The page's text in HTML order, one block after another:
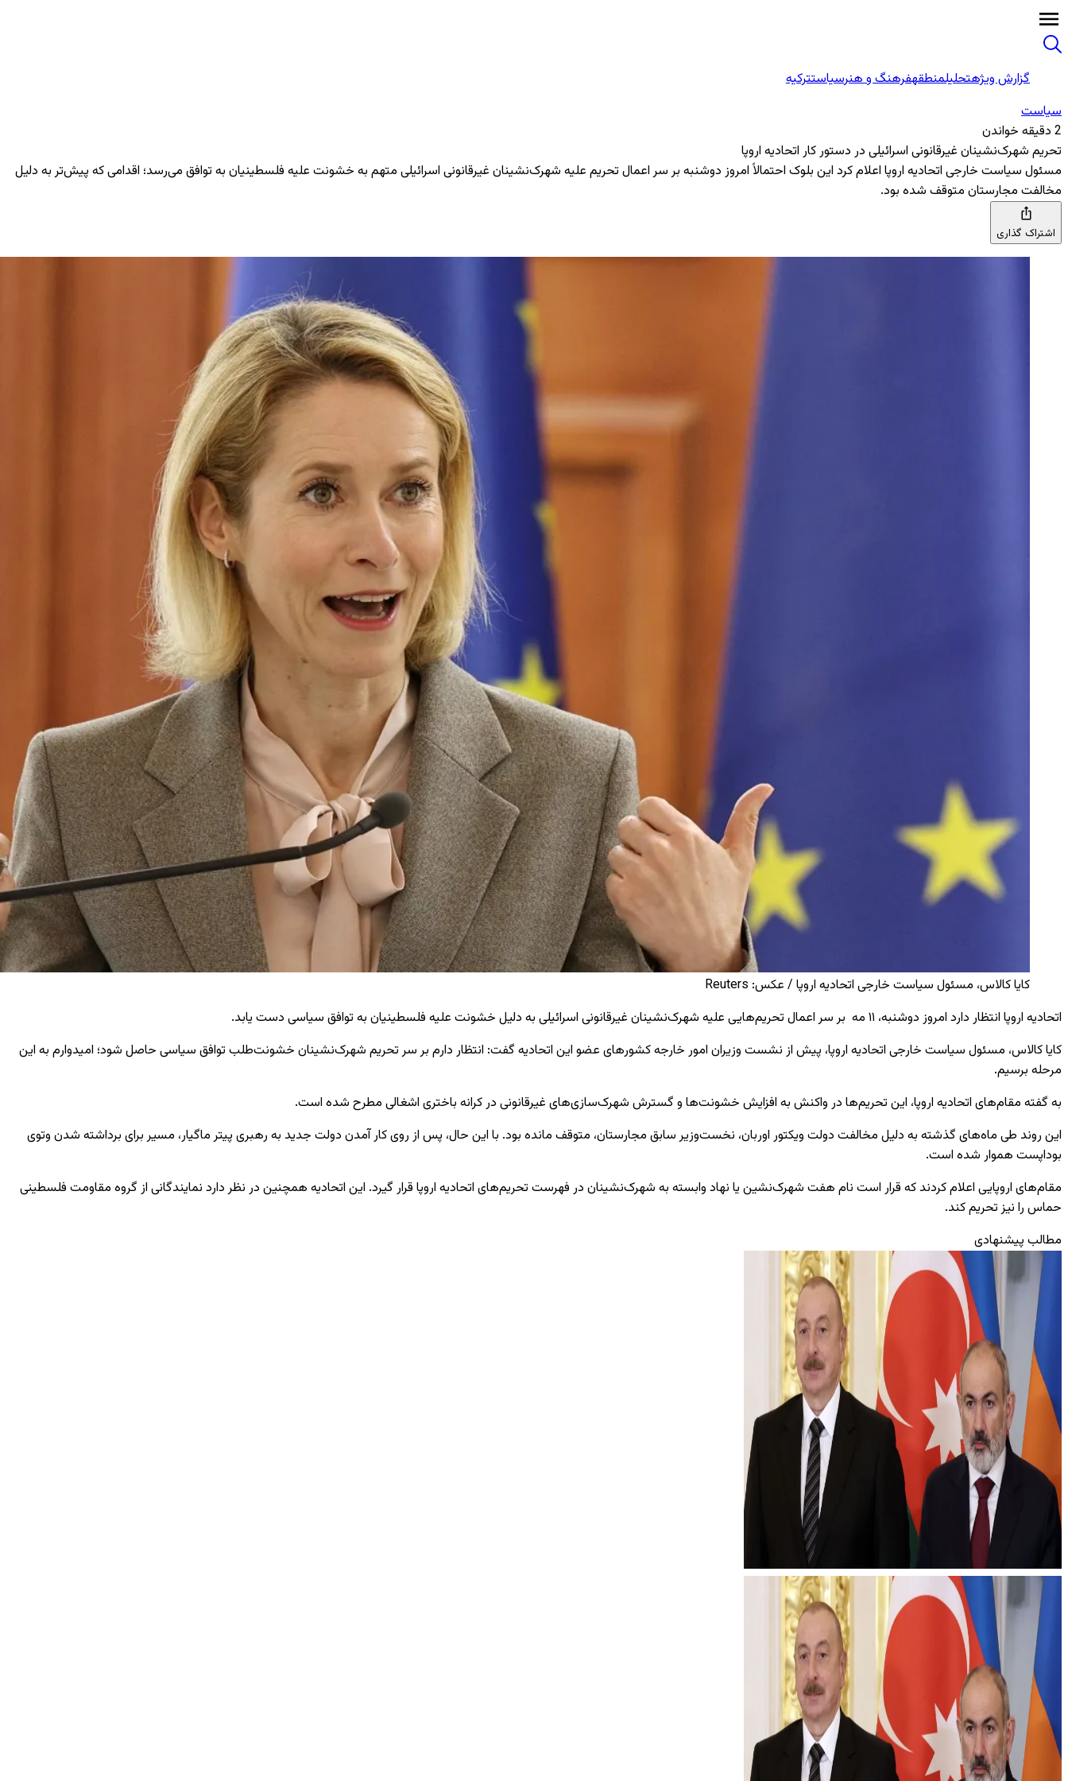
گزارش ویژهتحلیلمنطقهفرهنگ و هنرسیاستترکیه
سیاست
2 دقیقه خواندن
تحریم شهرک‌نشینان غیرقانونی اسرائیلی در دستور کار اتحادیه اروپا
مسئول سیاست خارجی اتحادیه اروپا اعلام کرد این بلوک احتمالاً امروز دوشنبه بر سر اعمال تحریم علیه شهرک‌نشینان غیرقانونی اسرائیلی متهم به خشونت علیه فلسطینیان به توافق می‌رسد؛ اقدامی که پیش‌تر به دلیل
مخالفت مجارستان متوقف شده بود.
اشتراک گذاری
کایا کالاس، مسئول سیاست خارجی اتحادیه اروپا / عکس: Reuters
اتحادیه اروپا انتظار دارد امروز دوشنبه، ۱۱ مه بر سر اعمال تحریم‌هایی علیه شهرک‌نشینان غیرقانونی اسرائیلی به دلیل خشونت علیه فلسطینیان به توافق سیاسی دست یابد.
کایا کالاس، مسئول سیاست خارجی اتحادیه اروپا، پیش از نشست وزیران امور خارجه کشورهای عضو این اتحادیه گفت: انتظار دارم بر سر تحریم شهرک‌نشینان خشونت‌طلب توافق سیاسی حاصل شود؛ امیدوارم به این
مرحله برسیم.
به گفته مقام‌های اتحادیه اروپا، این تحریم‌ها در واکنش به افزایش خشونت‌ها و گسترش شهرک‌سازی‌های غیرقانونی در کرانه باختری اشغالی مطرح شده است.
این روند طی ماه‌های گذشته به دلیل مخالفت دولت ویکتور اوربان، نخست‌وزیر سابق مجارستان، متوقف مانده بود. با این حال، پس از روی کار آمدن دولت جدید به رهبری پیتر ماگیار، مسیر برای برداشته شدن وتوی
بوداپست هموار شده است.
مقام‌های اروپایی اعلام کردند که قرار است نام هفت شهرک‌نشین یا نهاد وابسته به شهرک‌نشینان در فهرست تحریم‌های اتحادیه اروپا قرار گیرد. این اتحادیه همچنین در نظر دارد نمایندگانی از گروه مقاومت فلسطینی
حماس را نیز تحریم کند.
مطالب پیشنهادی